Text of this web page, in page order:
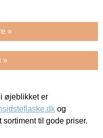
»
»
øjeblikket er
og
sortiment til gode priser.